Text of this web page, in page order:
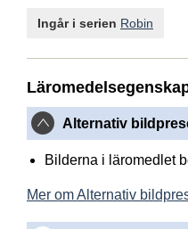
Ingår i serien Robin
Alternativ
Bilderna i läromedlet
Mer om Alternativ